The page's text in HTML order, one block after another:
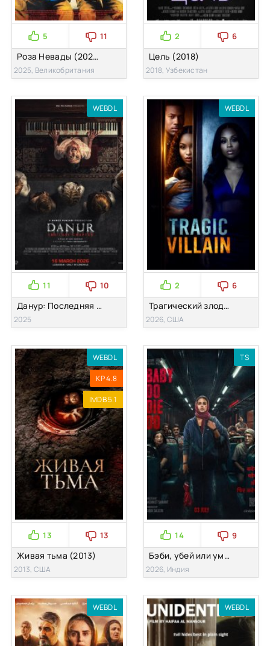
5 11
Роза Невады (2025)
2025, Великобритания
2 6
Цель (2018)
2018, Узбекистан
WEBDL
11 10
Данур: Последняя глава (2025)
2025
WEBDL
2 6
Трагический злодей (2026)
2026, США
WEBDL
KP 4.8
IMDB 5.1
13 13
Живая тьма (2013)
2013, США
TS
14 9
Бэби, убей или умри (2026)
2026, Индия
WEBDL WEBDL